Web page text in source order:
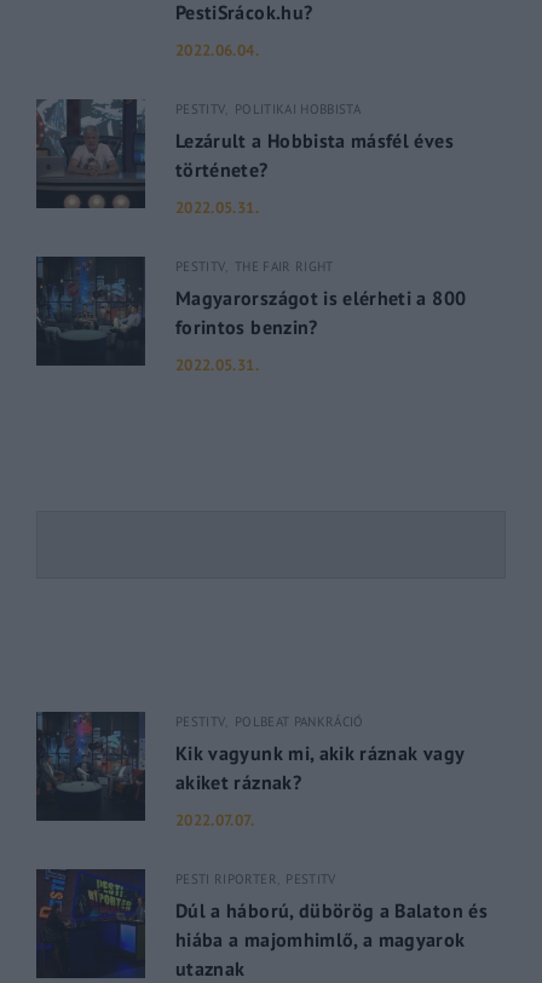
PestiSrácok.hu?
2022.06.04.
PESTITV POLITIKAI HOBBISTA
Lezárult a Hobbista másfél éves
története?
2022.05.31.
PESTITV THE FAIR RIGHT
Magyarországot is elérheti a 800
forintos benzin?
2022.05.31.
PESTITV POLBEAT PANKRÁCIÓ
Kik vagyunk mi, akik ráznak vagy
akiket ráznak?
2022.07.07.
PESTI RIPORTER PESTITV
Dúl a háború, dübörög a Balaton és
hiába a majomhimlő, a magyarok
utaznak